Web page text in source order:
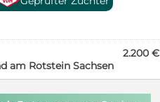
Garten, mit Tante
ich auch noch eine
ein Startset. Meine
am Rotstein Sachsen
2.200 €